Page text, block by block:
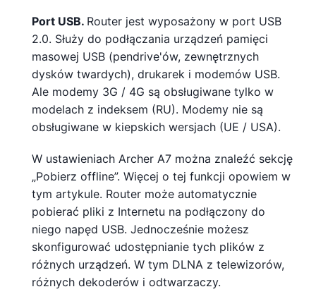
Port USB. Router jest wyposażony w port USB
2.0. Służy do podłączania urządzeń pamięci
masowej USB (pendrive'ów, zewnętrznych
dysków twardych), drukarek i modemów USB.
Ale modemy 3G / 4G są obsługiwane tylko w
modelach z indeksem (RU). Modemy nie są
obsługiwane w kiepskich wersjach (UE / USA).
W ustawieniach Archer A7 można znaleźć sekcję
„Pobierz offline”. Więcej o tej funkcji opowiem w
tym artykule. Router może automatycznie
pobierać pliki z Internetu na podłączony do
niego napęd USB. Jednocześnie możesz
skonfigurować udostępnianie tych plików z
różnych urządzeń. W tym DLNA z telewizorów,
różnych dekoderów i odtwarzaczy.